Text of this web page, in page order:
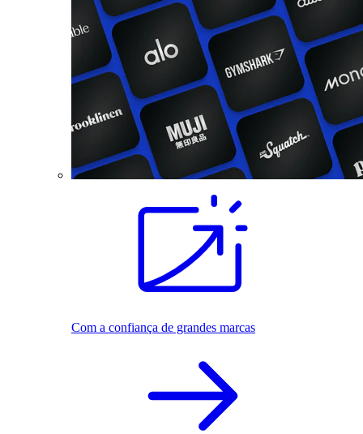
Com a confiança de grandes marcas